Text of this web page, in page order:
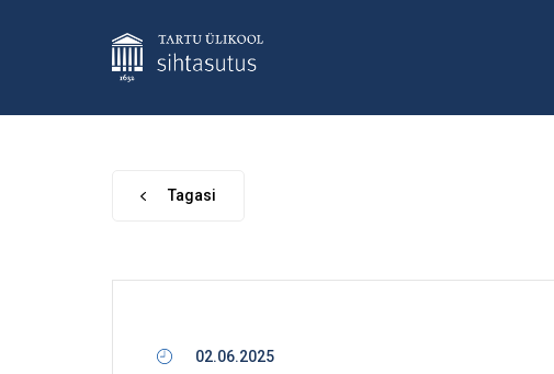
Tagasi
02.06.2025